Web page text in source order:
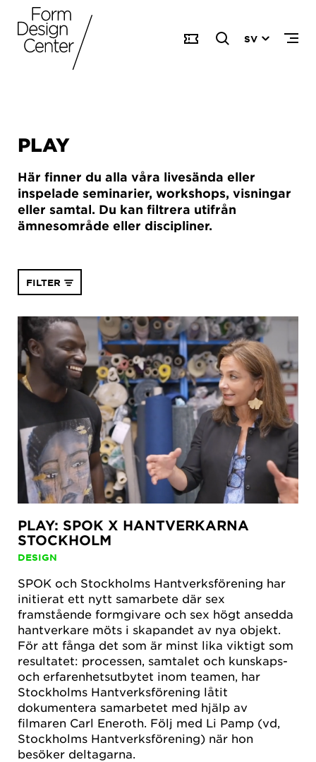
SV
PLAY
Här finner du alla våra livesända eller
inspelade seminarier, workshops, visningar
eller samtal. Du kan filtrera utifrån
ämnesområde eller discipliner.
FILTER
PLAY: SPOK X HANTVERKARNA
STOCKHOLM
DESIGN
SPOK och Stockholms Hantverksförening har
initierat ett nytt samarbete där sex
framstående formgivare och sex högt ansedda
hantverkare möts i skapandet av nya objekt.
För att fånga det som är minst lika viktigt som
resultatet: processen, samtalet och kunskaps-
och erfarenhetsutbytet inom teamen, har
Stockholms Hantverksförening låtit
dokumentera samarbetet med hjälp av
filmaren Carl Eneroth. Följ med Li Pamp (vd,
Stockholms Hantverksförening) när hon
besöker deltagarna.